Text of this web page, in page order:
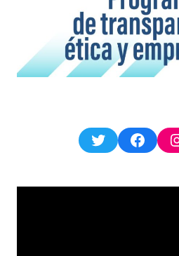
Twitter